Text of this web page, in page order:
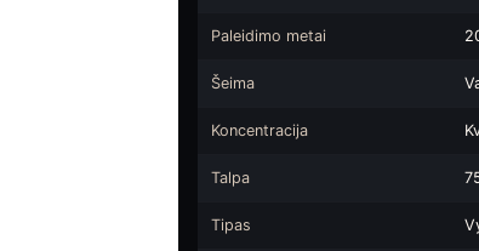
Paleidimo metai
Šeima
Koncentracija
Talpa
Tipas